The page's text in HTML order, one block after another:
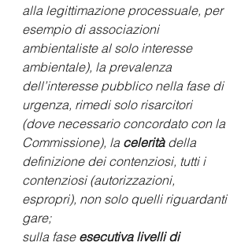
alla legittimazione processuale, per
esempio di associazioni
ambientaliste al solo interesse
ambientale), la prevalenza
dell’interesse pubblico nella fase di
urgenza, rimedi solo risarcitori
(dove necessario concordato con la
Commissione), la celerità della
definizione dei contenziosi, tutti i
contenziosi (autorizzazioni,
espropri), non solo quelli riguardanti
gare;
sulla fase esecutiva livelli di